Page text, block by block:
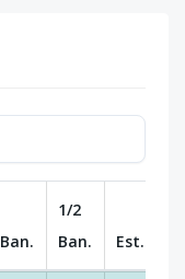
Ban.
1/2
Ban.
Est.